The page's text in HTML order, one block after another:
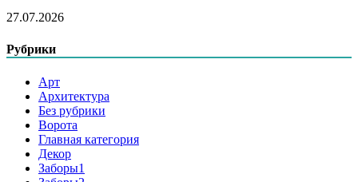
27.07.2026
Рубрики
Арт
Архитектура
Без рубрики
Ворота
Главная категория
Декор
Заборы1